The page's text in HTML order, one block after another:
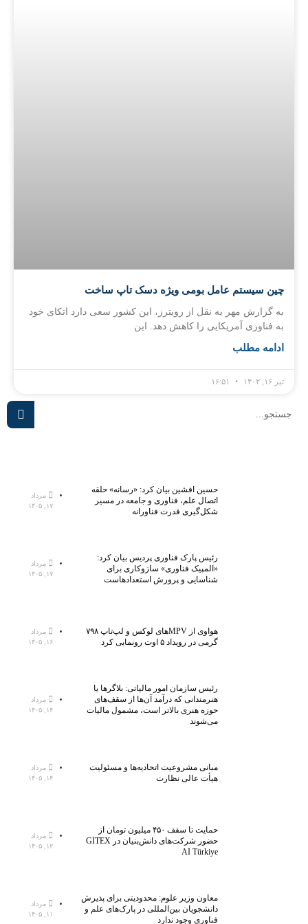
چین سیستم عامل بومی ویژه دسک تاپ ساخت
به گزارش مهر به نقل از رویترز، این کشور سعی دارد اتکای خود
به فناوری آمریکایی را کاهش دهد. این
ادامه مطلب
تیر ۱۶, ۱۴۰۲
حسین افشین بیان کرد: «رسانه» حلقه
اتصال علم، فناوری و جامعه در مسیر
شکل‌گیری قدرت فناورانه
مرداد
۱۷, ۱۴۰۵
رئیس پارک فناوری پردیس بیان کرد:
«المپیک فناوری» سازوکاری برای
شناسایی و پرورش استعدادهاست
مرداد
۱۷, ۱۴۰۵
هواوی از MPVهای لوکس و لپ‌تاپ ۷۹۸
گرمی در رویداد ۵ اوت رونمایی کرد
مرداد
۱۶, ۱۴۰۵
رئیس سازمان امور مالیاتی: بلاگر‌ها یا
هنرمندانی که درآمد آن‌ها از سقف‌های
حوزه هنری بالاتر است، مشمول مالیات
می‌شوند
مرداد
۱۴, ۱۴۰۵
مبانی مشروعیت اتحادیه‌ها و مسئولیت
هیأت عالی نظارت
مرداد
۱۴, ۱۴۰۵
حمایت تا سقف ۴۵۰ میلیون تومان از
حضور شرکت‌های دانش‌بنیان در GITEX
AI Türkiye
مرداد
۱۲, ۱۴۰۵
معاون وزیر علوم: محدودیتی برای پذیرش
دانشجویان بین‌المللی در پارک‌های علم و
فناوری وجود ندارد
مرداد
۱۱, ۱۴۰۵